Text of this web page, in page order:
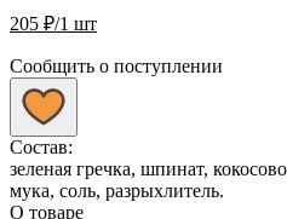
205 ₽/1 шт
Сообщить о поступлении
Состав:
зеленая гречка, шпинат,
мука, соль, разрыхлитель.
О товаре